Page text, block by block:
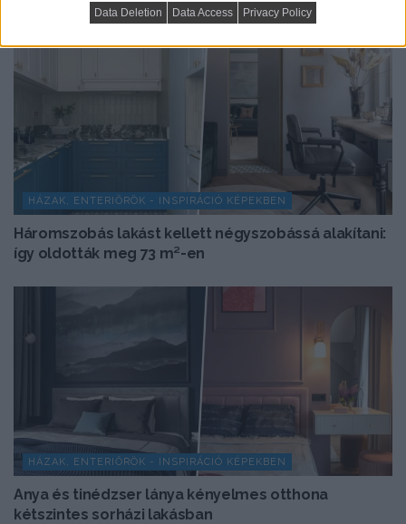
Data Deletion Data Access Privacy Policy
HÁZAK, ENTERIŐRÖK - INSPIRÁCIÓ KÉPEKBEN
Háromszobás lakást kellett négyszobássá alakítani:
így oldották meg 73 m²-en
HÁZAK, ENTERIŐRÖK - INSPIRÁCIÓ KÉPEKBEN
Anya és tinédzser lánya kényelmes otthona
kétszintes sorházi lakásban